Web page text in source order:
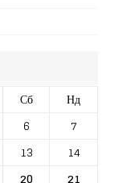
Сб
Нд
6
7
13
14
20 21